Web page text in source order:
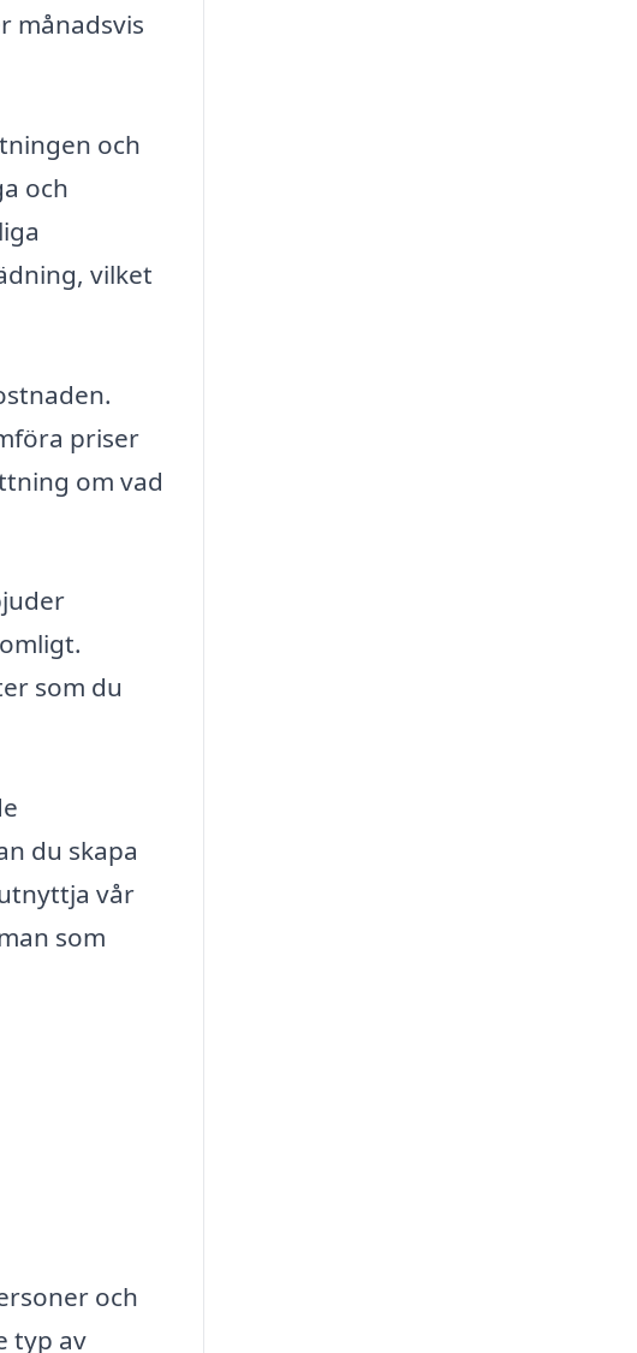
månadsvis
och
och
vilket
priser
om vad
som du
du skapa
vår
som
och
typ av